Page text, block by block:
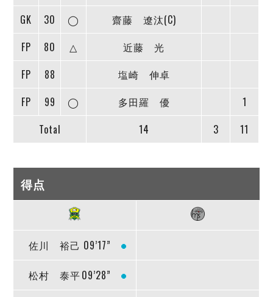
GK
30 ◯
齋藤 遼汰(C)
FP
80 △
近藤 光
FP
88
塩崎 伸卓
FP
99 ◯ 多田羅 優
1
Total
14 3 11
得点
佐川 裕己 09’17”
松村 泰平09’28”